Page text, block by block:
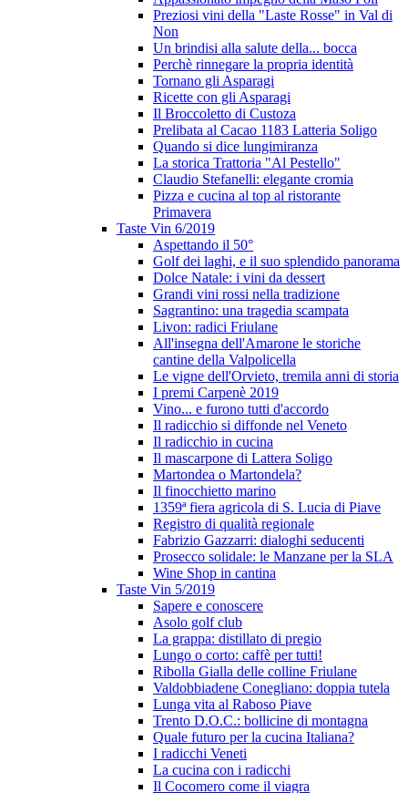
Preziosi vini della "Laste Rosse" in Val di
Non
Un brindisi alla salute della... bocca
Perchè rinnegare la propria identità
Tornano gli Asparagi
Ricette con gli Asparagi
Il Broccoletto di Custoza
Prelibata al Cacao 1183 Latteria Soligo
Quando si dice lungimiranza
La storica Trattoria "Al Pestello"
Claudio Stefanelli: elegante cromia
Pizza e cucina al top al ristorante
Primavera
Taste Vin 6/2019
Aspettando il 50°
Golf dei laghi, e il suo splendido panorama
Dolce Natale: i vini da dessert
Grandi vini rossi nella tradizione
Sagrantino: una tragedia scampata
Livon: radici Friulane
All'insegna dell'Amarone le storiche
cantine della Valpolicella
Le vigne dell'Orvieto, tremila anni di storia
I premi Carpenè 2019
Vino... e furono tutti d'accordo
Il radicchio si diffonde nel Veneto
Il radicchio in cucina
Il mascarpone di Lattera Soligo
Martondea o Martondela?
Il finocchietto marino
1359ª fiera agricola di S. Lucia di Piave
Registro di qualità regionale
Fabrizio Gazzarri: dialoghi seducenti
Prosecco solidale: le Manzane per la SLA
Wine Shop in cantina
Taste Vin 5/2019
Sapere e conoscere
Asolo golf club
La grappa: distillato di pregio
Lungo o corto: caffè per tutti!
Ribolla Gialla delle colline Friulane
Valdobbiadene Conegliano: doppia tutela
Lunga vita al Raboso Piave
Trento D.O.C.: bollicine di montagna
Quale futuro per la cucina Italiana?
I radicchi Veneti
La cucina con i radicchi
Il Cocomero come il viagra